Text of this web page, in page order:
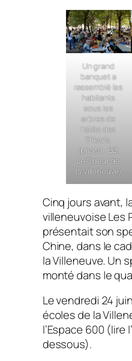
Un grand
banquet a
rassemblé les
habitants
sous les
arbres de
l’allée des
Tilleuls.
(photo : BB,
Le Crieur de
la Villeneuve)
Cinq jours avant,
villeneuvoise Les
présentait son
Chine, dans le
la Villeneuve. Un
monté dans le
Le vendredi 24
écoles de la
l’Espace 600 (lire
dessous).